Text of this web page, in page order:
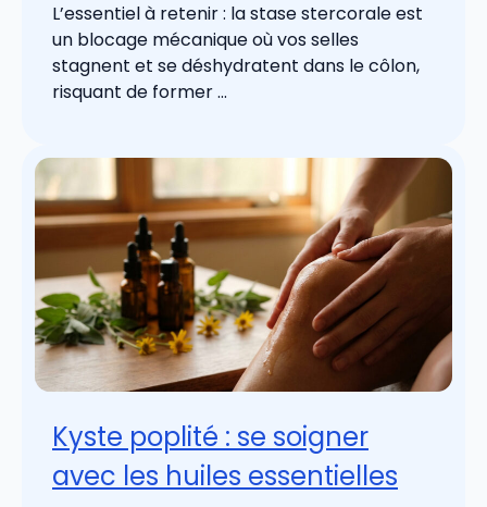
L’essentiel à retenir : la stase stercorale est
un blocage mécanique où vos selles
stagnent et se déshydratent dans le côlon,
risquant de former ...
Kyste poplité : se soigner
avec les huiles essentielles